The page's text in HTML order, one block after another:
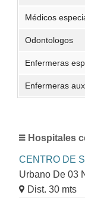
Médicos
Odontologos
Enfermeras
Enfermeras
Hospitales
CENTRO DE
Urbano De 03
Dist. 30 mts